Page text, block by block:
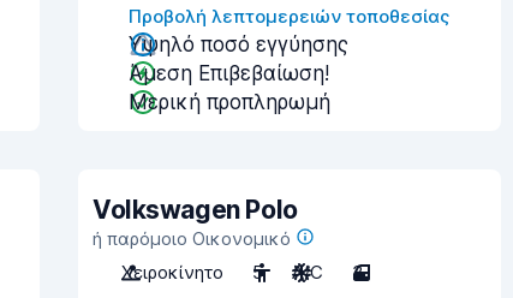
Προβολή λεπτομερειών τοποθεσίας
Υψηλό ποσό εγγύησης
Άμεση Επιβεβαίωση!
Μερική προπληρωμή
Volkswagen Polo
ή παρόμοιο Οικονομικό
Χειροκίνητο
5 A/C 3